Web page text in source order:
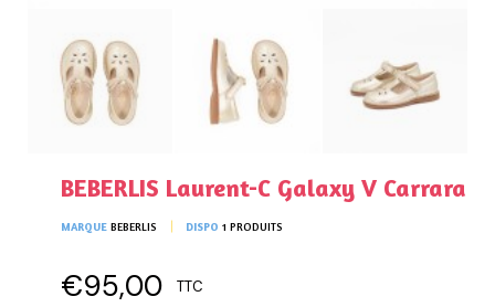
BEBERLIS Laurent-C Galaxy V Carrara
MARQUE BEBERLIS DISPO 1 PRODUITS
€95,00 TTC